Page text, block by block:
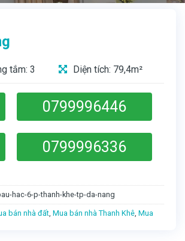
tắm: 3 Diện tích: 79,4m²
0799996446
0799996336
hac-6-p-thanh-khe-tp-da-nang
bán nhà đất, Mua bán nhà Thanh Khê, Mua